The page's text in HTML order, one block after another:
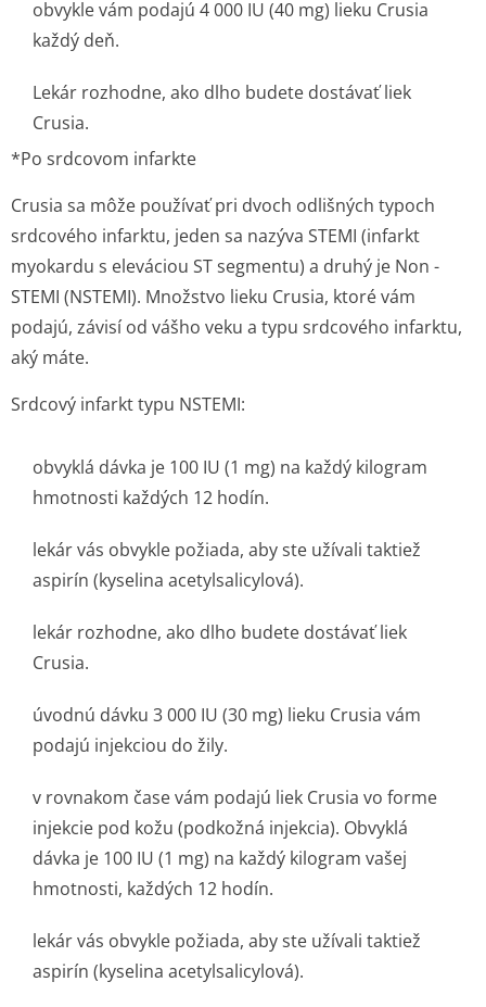
obvykle vám podajú 4 000 IU (40 mg) lieku Crusia
každý deň.
Lekár rozhodne, ako dlho budete dostávať liek
Crusia.
*Po srdcovom infarkte
Crusia sa môže používať pri dvoch odlišných typoch
srdcového infarktu, jeden sa nazýva STEMI (infarkt
myokardu s eleváciou ST segmentu) a druhý je Non -
STEMI (NSTEMI). Množstvo lieku Crusia, ktoré vám
podajú, závisí od vášho veku a typu srdcového infarktu,
aký máte.
Srdcový infarkt typu NSTEMI:
obvyklá dávka je 100 IU (1 mg) na každý kilogram
hmotnosti každých 12 hodín.
lekár vás obvykle požiada, aby ste užívali taktiež
aspirín (kyselina acetylsalicylová).
lekár rozhodne, ako dlho budete dostávať liek
Crusia.
úvodnú dávku 3 000 IU (30 mg) lieku Crusia vám
podajú injekciou do žily.
v rovnakom čase vám podajú liek Crusia vo forme
injekcie pod kožu (podkožná injekcia). Obvyklá
dávka je 100 IU (1 mg) na každý kilogram vašej
hmotnosti, každých 12 hodín.
lekár vás obvykle požiada, aby ste užívali taktiež
aspirín (kyselina acetylsalicylová).